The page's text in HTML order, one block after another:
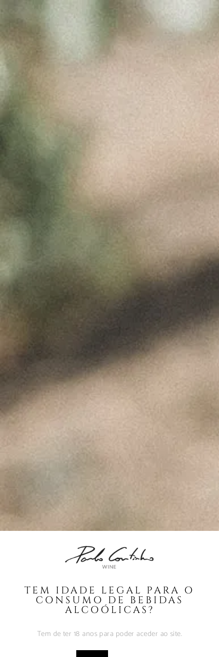
TEM IDADE LEGAL PARA O
CONSUMO DE BEBIDAS
ALCOÓLICAS?
Tem de ter 18 anos para poder aceder ao site.
O DOURO DE
PAULO
COUTINHO
Junho 29, 2020
Os Imperdíveis vieram até ao Douro
de Paulo Coutinho para descobrir um
pouco mais sobre o nosso
conceito. Paulo Coutinho
como surgiu este projecto familiar e
revelaram um pouco sobre o que está
a ser preparado para o futuro.
“98 pontos foi a classificação dada
pela garrafeira Imperdíveis.”
Assista aqui ao vídeo.
A Perfeita Imperfeição
dos Vinhos de Paulo
Coutinho – Fev2025